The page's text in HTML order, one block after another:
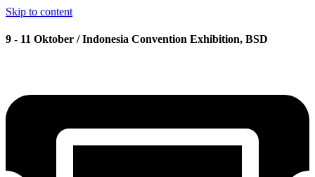
Skip to content
9 - 11 Oktober / Indonesia Convention Exhibition, BSD